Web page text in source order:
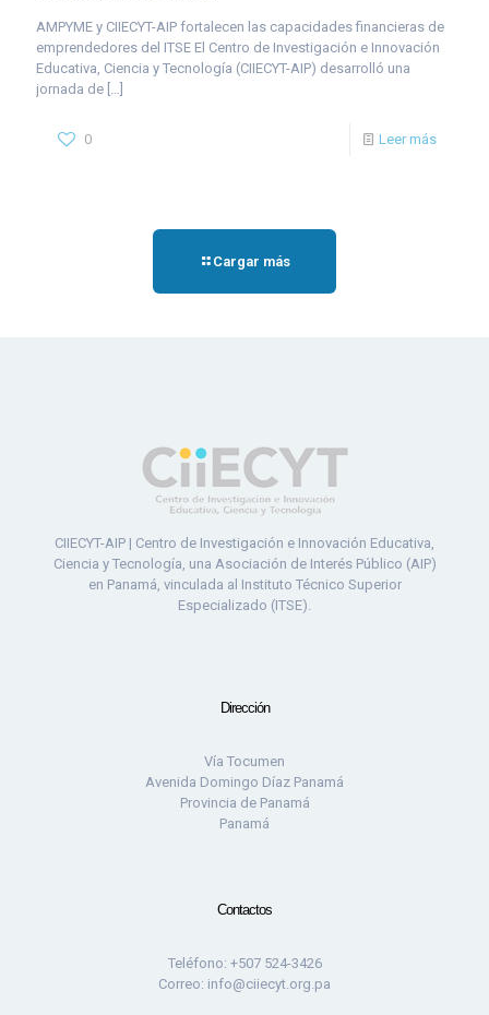
AMPYME y CIIECYT-AIP fortalecen las capacidades financieras de
emprendedores del ITSE El Centro de Investigación e Innovación
Educativa, Ciencia y Tecnología (CIIECYT-AIP) desarrolló una
jornada de […]
0 Leer más
Cargar más
CIIECYT-AIP | Centro de Investigación e Innovación Educativa,
Ciencia y Tecnología, una Asociación de Interés Público (AIP)
en Panamá, vinculada al Instituto Técnico Superior
Especializado (ITSE).
Dirección
Vía Tocumen
Avenida Domingo Díaz Panamá
Provincia de Panamá
Panamá
Contactos
Teléfono: +507 524-3426
Correo: info@ciiecyt.org.pa